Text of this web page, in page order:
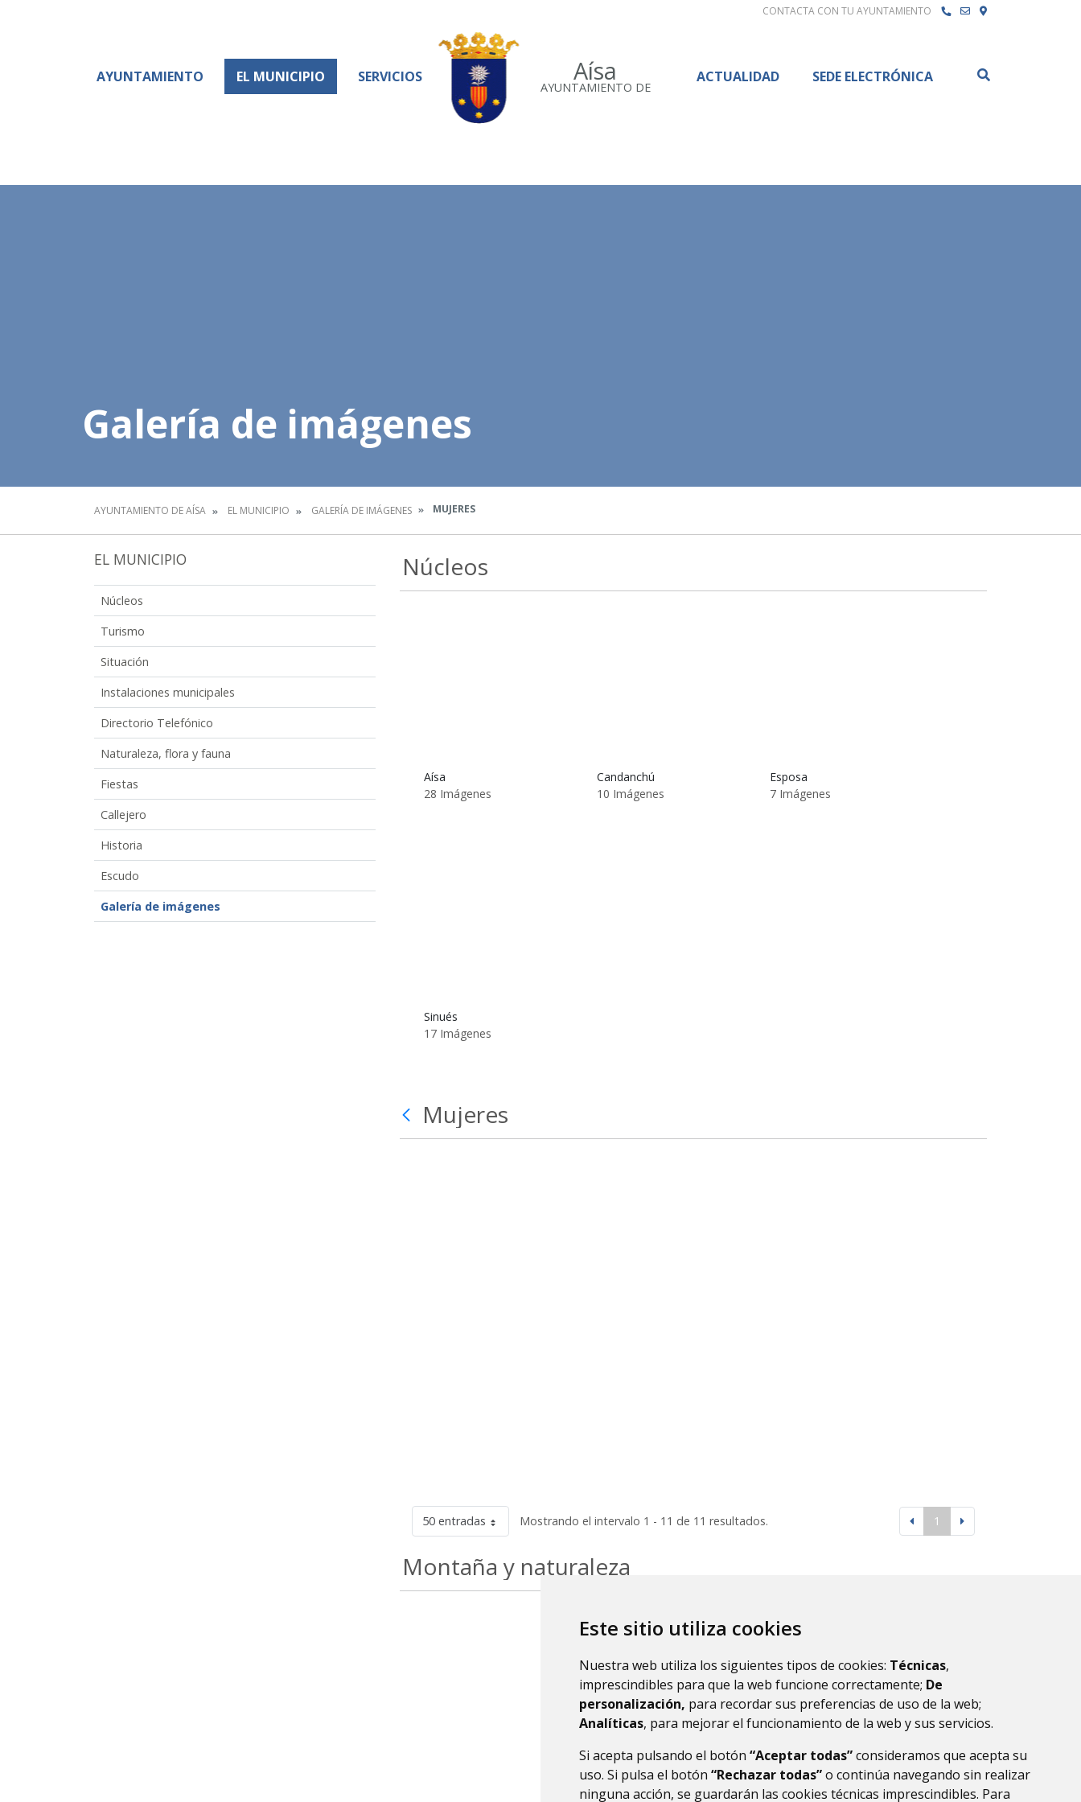
Este sitio utiliza cookies
Nuestra web utiliza los siguientes tipos de cookies: Técnicas,
imprescindibles para que la web funcione correctamente; De
personalización, para recordar sus preferencias de uso de la web;
Analíticas, para mejorar el funcionamiento de la web y sus servicios.
Si acepta pulsando el botón “Aceptar todas”consideramos que acepta su
uso. Si pulsa el botón “Rechazar todas”o continúa navegando sin realizar
ninguna acción, se guardarán las cookies técnicas imprescindibles. Para
CONTACTA CON TU AYUNTAMIENTO
Aísa
AYUNTAMIENTO DE
AYUNTAMIENTO EL MUNICIPIO SERVICIOS ACTUALIDAD SEDE ELECTRÓNICA
Galería de imágenes
AYUNTAMIENTO DE AÍSA EL MUNICIPIO GALERÍA DE IMÁGENES MUJERES
EL MUNICIPIO
Núcleos
Turismo
Situación
Instalaciones municipales
Directorio Telefónico
Naturaleza, flora y fauna
Fiestas
Callejero
Historia
Escudo
Galería de imágenes
Núcleos
Aísa
28 Imágenes
Candanchú
10 Imágenes
Esposa
7 Imágenes
Sinués
17 Imágenes
Mujeres
50 entradas Mostrando el intervalo 1 - 11 de 11 resultados. 1
Montaña y naturaleza